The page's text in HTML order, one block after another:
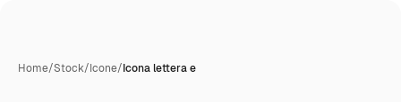
Home/Stock/Icone/Icona lettera e